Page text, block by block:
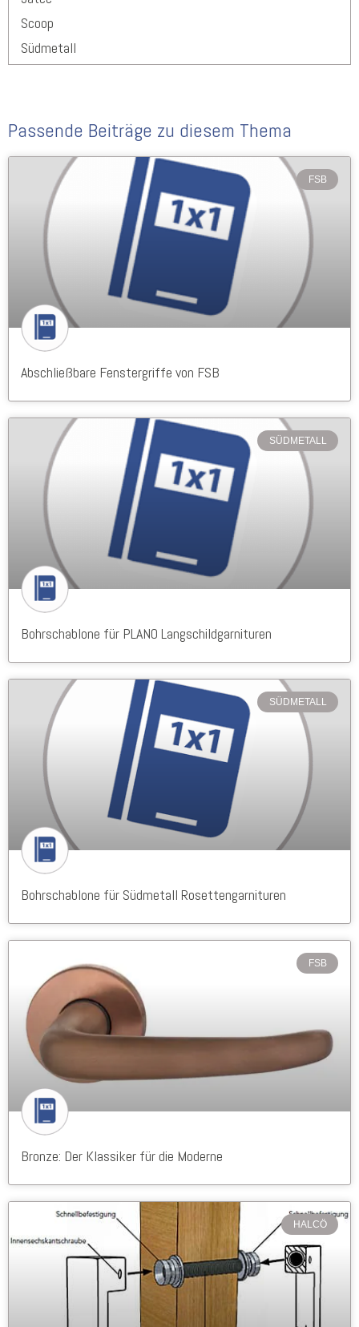
Scoop
Südmetall
Passende Beiträge zu diesem Thema
FSB
Abschließbare Fenstergriffe von FSB
SÜDMETALL
Bohrschablone für PLANO Langschildgarnituren
SÜDMETALL
Bohrschablone für Südmetall Rosettengarnituren
FSB
Bronze: Der Klassiker für die Moderne
HALCÖ